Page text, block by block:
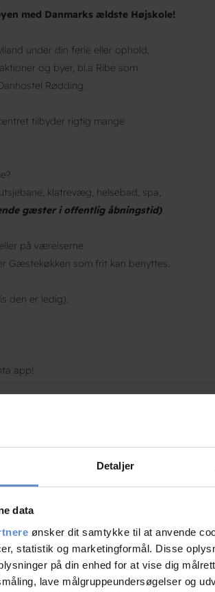
Detaljer
data
ønsker dit samtykke til at anvende
statistik og marketingformål. Disse
på din enhed for at vise dig
lave målgruppeundersøgelser og
med Danmarks ældste Højskole!
under din ferie eller ophold,
og byer, bl.a Ribe som
Rødding.
tilbyder rigtig mange
klatrevæg, helsebad, spa,
gæster i offentlig åbningstid)
på værelserne
Gæstekøkken som frit kan benyttes.
den er ledig).
app!
legeplads med trampolin, samt to
kr. 200,00 pr. ophold!
tømt sengelinned taget af.